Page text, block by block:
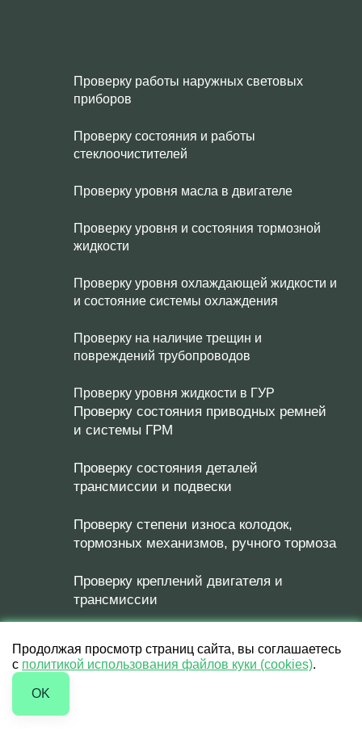
Проверку работы наружных световых
приборов
Проверку состояния и работы
стеклоочистителей
Проверку уровня масла в двигателе
Проверку уровня и состояния тормозной
жидкости
Проверку уровня охлаждающей жидкости и
и состояние системы охлаждения
Проверку на наличие трещин и
повреждений трубопроводов
Проверку уровня жидкости в ГУР
Проверку состояния приводных ремней
и системы ГРМ
Проверку состояния деталей
трансмиссии и подвески
Проверку степени износа колодок,
тормозных механизмов, ручного тормоза
Проверку креплений двигателя и
трансмиссии
рабочих жидкостей
Продолжая просмотр страниц сайта, вы соглашаетесь
с политикой использования файлов куки (cookies).
OK